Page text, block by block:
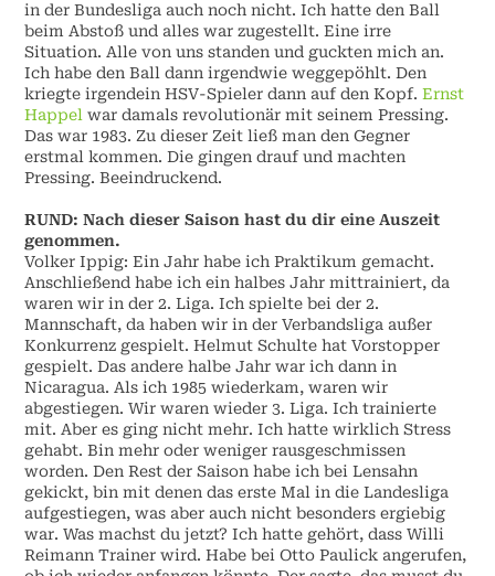
in der Bundesliga auch noch nicht. Ich hatte den Ball
beim Abstoß und alles war zugestellt. Eine irre
Situation. Alle von uns standen und guckten mich an.
Ich habe den Ball dann irgendwie weggepöhlt. Den
kriegte irgendein HSV-Spieler dann auf den Kopf.Ernst
Happel war damals revolutionär mit seinem Pressing.
Das war 1983. Zu dieser Zeit ließ man den Gegner
erstmal kommen. Die gingen drauf und machten
Pressing. Beeindruckend.
RUND:Nach dieser Saison hast du dir eine Auszeit
genommen.
Volker Ippig:Ein Jahr habe ich Praktikum gemacht.
Anschließend habe ich ein halbes Jahr mittrainiert, da
waren wir in der 2. Liga. Ich spielte bei der 2.
Mannschaft, da haben wir in der Verbandsliga außer
Konkurrenz gespielt. Helmut Schulte hat Vorstopper
gespielt. Das andere halbe Jahr war ich dann in
Nicaragua. Als ich 1985 wiederkam, waren wir
abgestiegen. Wir waren wieder 3. Liga. Ich trainierte
mit. Aber es ging nicht mehr. Ich hatte wirklich Stress
gehabt. Bin mehr oder weniger rausgeschmissen
worden. Den Rest der Saison habe ich bei Lensahn
gekickt, bin mit denen das erste Mal in die Landesliga
aufgestiegen, was aber auch nicht besonders ergiebig
war. Was machst du jetzt? Ich hatte gehört, dass Willi
Reimann Trainer wird. Habe bei Otto Paulick angerufen,